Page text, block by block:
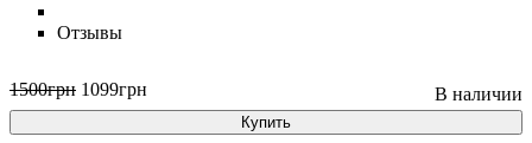
Отзывы
1500грн 1099грн
Купить